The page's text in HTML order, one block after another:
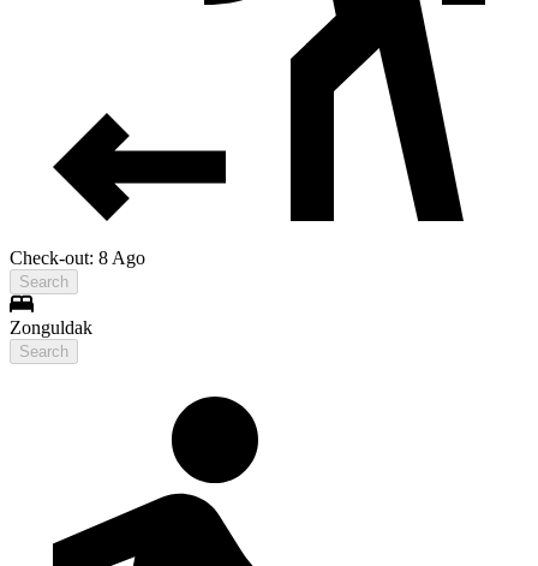
Check-out: 8 Ago
Search
Zonguldak
Search